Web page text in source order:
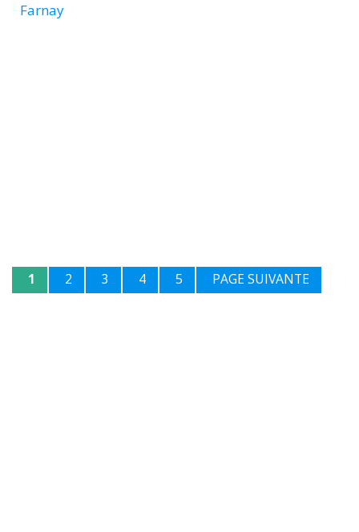
Farnay
1 2 3 4 5 PAGE SUIVANTE